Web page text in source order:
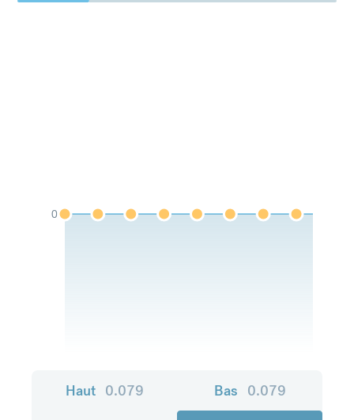
0
Haut 0.079 Bas 0.079